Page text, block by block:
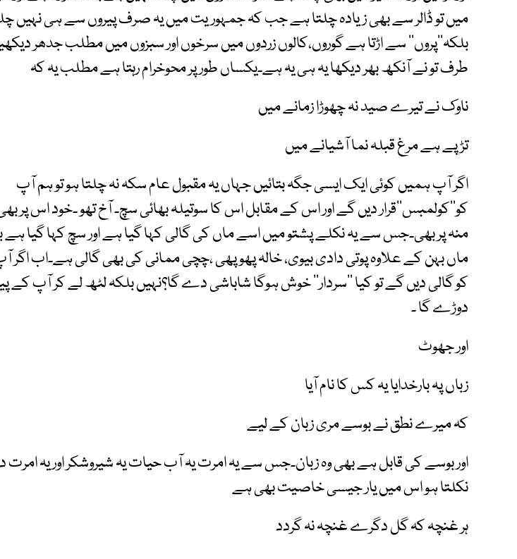
میں تو ڈالر سے بھی زیادہ چلتا ہے جب کہ جمہوریت میں یہ صرف پیروں سے ہی نہیں
بلکہ’’پروں‘‘ سے اڑتا ہے گوروں،کالوں زردوں میں سرخوں اور سبزوں میں مطلب جدھر
طرف تو نے آنکھ بھر دیکھا یہ ہی یہ ہے۔یکساں طور پر محوخرام رہتا ہے مطلب یہ کہ
ناوک نے تیرے صید نہ چھوڑا زمانے میں
تڑپے ہے مرغ قبلہ نما آشیانے میں
اگر آپ ہمیں کوئی ایک ایسی جگہ بتائیں جہاں یہ مقبول عام سکہ نہ چلتا ہو تو ہم آپ
کو’’کولمبس‘‘قرار دیں گے اور اس کے مقابل اس کا سوتیلہ بھائی سچ۔ آخ تھو ۔خود اس پر
منہ پر بھی۔جس سے یہ نکلے پشتو میں اسے ماں کی گالی کہا گیا ہے اور سچ کہا گیا ہے
ماں بہن کے علاوہ پوتی دادی بیوی، خالہ پھوپھی ،چچی ممانی کی بھی گالی ہے۔اب
کو گالی دیں گے تو کیا ’’سردار‘‘ خوش ہوگا شاباشی دے گا؟نہیں بلکہ لٹھ لے کر آپ کے
دوڑے گا ۔
اور جھوٹ
زباں پہ بارخدایا یہ کس کا نام آیا
کہ میرے نطق نے بوسے مری زبان کے لیے
اور بوسے کی قابل ہے بھی وہ زبان۔جس سے یہ امرت یہ آب حیات یہ شیروشکر اور یہ امرت
نکلتا ہو اس میں یار جیسی خاصیت بھی ہے
ہر غنچہ کہ گل دگرے غنچہ نہ گردد